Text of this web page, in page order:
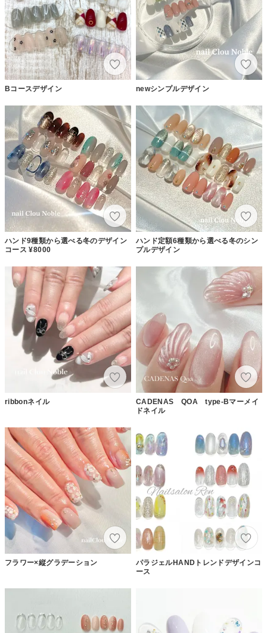
Bコースデザイン newシンプルデザイン
ハンド9種類から選べる冬のデザイン
コース ¥8000
ハンド定額6種類から選べる冬のシン
プルデザイン
ribbonネイル
CADENAS QOA type-Bマーメイ
ドネイル
フラワー×縦グラデーション
パラジェルHANDトレンドデザインコ
ース